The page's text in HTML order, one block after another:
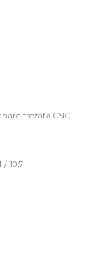
frezată CNC
10,7